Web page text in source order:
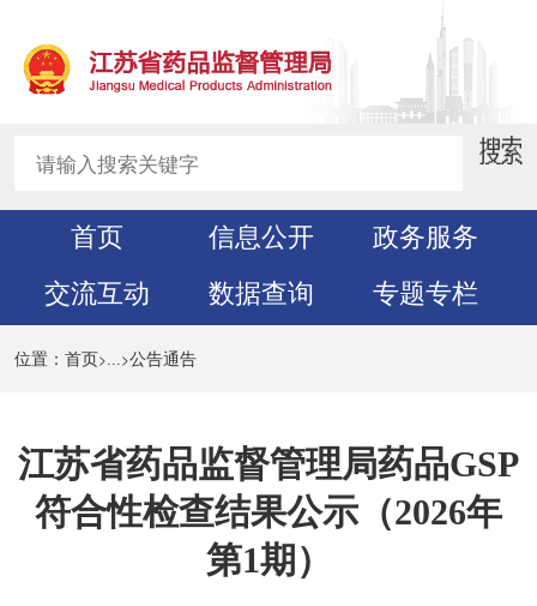
首页 信息公开
政务服务
交流互动
数据查询 专题专栏
位置： 首页> >公告通告
江苏省药品监督管理局药品GSP
符合性检查结果公示（2026年
第1期）